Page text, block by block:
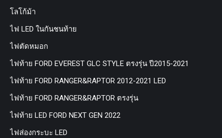
โลโก้ม้า
ไฟ LED ในกันชนท้าย
ไฟตัดหมอก
ไฟท้าย FORD EVEREST GLC STYLE ตรงรุ่น ปี2015-2021
ไฟท้าย FORD RANGER&RAPTOR 2012-2021 LED
ไฟท้าย FORD RANGER&RAPTOR ตรงรุ่น
ไฟท้าย LED FORD NEXT GEN 2022
ไฟส่องกระบะ LED